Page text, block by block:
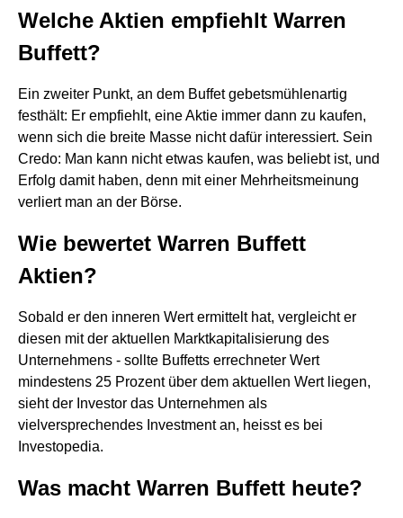
Welche Aktien empfiehlt Warren
Buffett?
Ein zweiter Punkt, an dem Buffet gebetsmühlenartig
festhält: Er empfiehlt, eine Aktie immer dann zu kaufen,
wenn sich die breite Masse nicht dafür interessiert. Sein
Credo: Man kann nicht etwas kaufen, was beliebt ist, und
Erfolg damit haben, denn mit einer Mehrheitsmeinung
verliert man an der Börse.
Wie bewertet Warren Buffett
Aktien?
Sobald er den inneren Wert ermittelt hat, vergleicht er
diesen mit der aktuellen Marktkapitalisierung des
Unternehmens - sollte Buffetts errechneter Wert
mindestens 25 Prozent über dem aktuellen Wert liegen,
sieht der Investor das Unternehmen als
vielversprechendes Investment an, heisst es bei
Investopedia.
Was macht Warren Buffett heute?